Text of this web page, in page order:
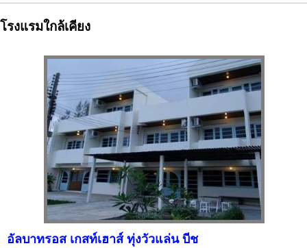
โรงแรมใกล้เคียง
อัลบาทรอส เกสท์เฮาส์ ทุ่งวัวแล่น บีช